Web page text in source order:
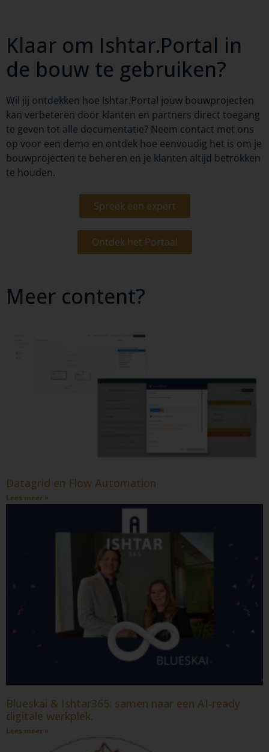
Klaar om Ishtar.Portal in
de bouw te gebruiken?
Wil jij ontdekken hoe Ishtar.Portal jouw bouwprojecten
kan verbeteren door klanten en partners direct toegang
te geven tot alle documentatie? Neem contact met ons
op voor een demo en ontdek hoe eenvoudig het is om je
bouwprojecten te beheren en je klanten altijd betrokken
te houden.
Spreek een expert
Ontdek het Portaal
Meer content?
Datagrid en Flow Automation
Lees meer »
Blueskai & Ishtar365: samen naar een AI-ready
digitale werkplek.
Lees meer »